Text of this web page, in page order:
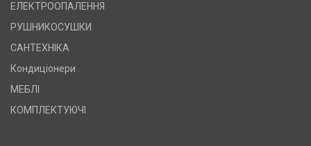
ЕЛЕКТРООПАЛЕННЯ
РУШНИКОСУШКИ
САНТЕХНІКА
Кондиціонери
МЕБЛІ
КОМПЛЕКТУЮЧІ